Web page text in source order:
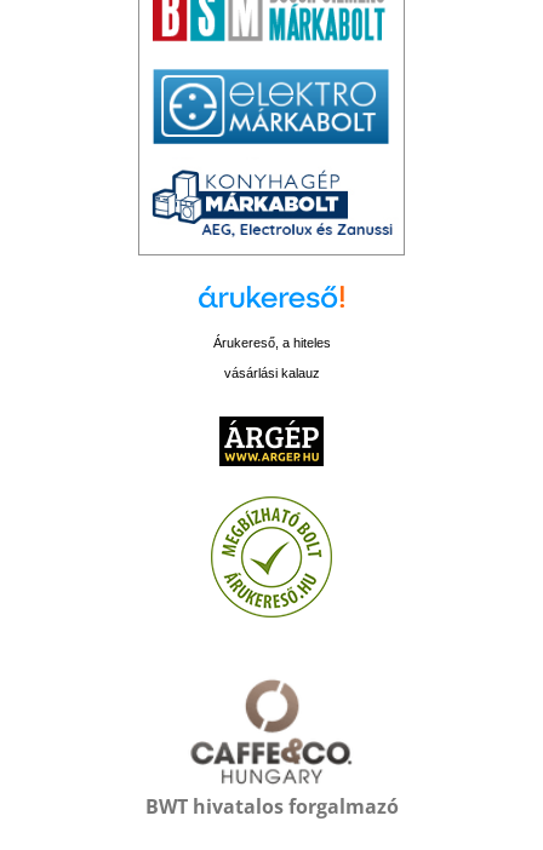
Árukereső, a hiteles
vásárlási kalauz
BWT hivatalos forgalmazó